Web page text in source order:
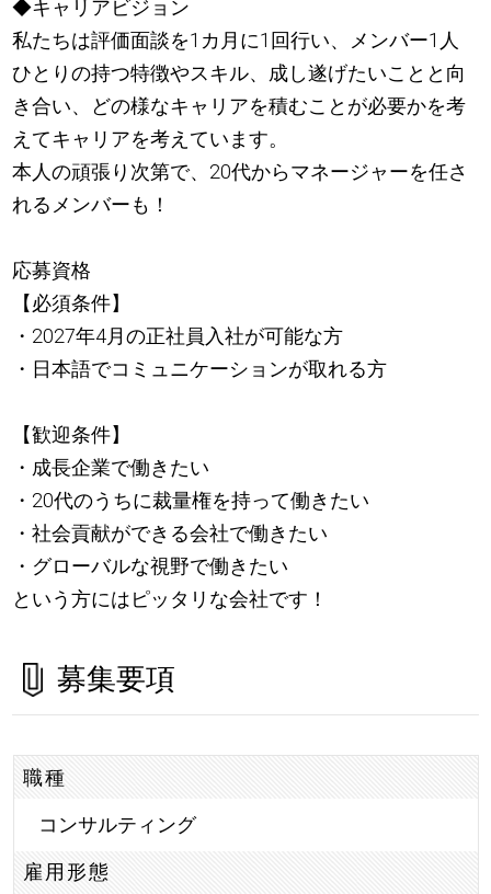
◆キャリアビジョン
私たちは評価面談を1カ月に1回行い、メンバー1人
ひとりの持つ特徴やスキル、成し遂げたいことと向
き合い、どの様なキャリアを積むことが必要かを考
えてキャリアを考えています。
本人の頑張り次第で、20代からマネージャーを任さ
れるメンバーも！
応募資格
【必須条件】
・2027年4月の正社員入社が可能な方
・日本語でコミュニケーションが取れる方
【歓迎条件】
・成長企業で働きたい
・20代のうちに裁量権を持って働きたい
・社会貢献ができる会社で働きたい
・グローバルな視野で働きたい
という方にはピッタリな会社です！
募集要項
職種
コンサルティング
雇用形態